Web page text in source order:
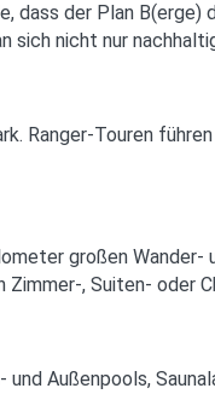
der Plan
nicht nur
Touren
großen
Zimmer-, Suiten- oder
Außenpools,